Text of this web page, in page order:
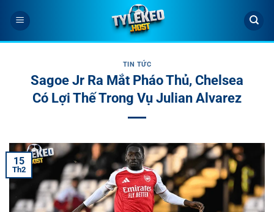
qua
nội
TIN TỨC
Sagoe Jr Ra Mắt Pháo Thủ, Chelsea
Có Lợi Thế Trong Vụ Julian Alvarez
15
Th2